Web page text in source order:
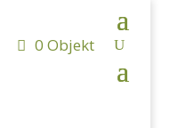
0 Objekt